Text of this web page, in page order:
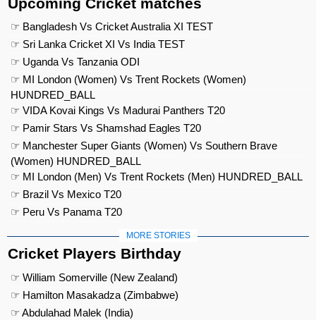
☞ Bangladesh Vs Cricket Australia XI TEST
☞ Sri Lanka Cricket XI Vs India TEST
☞ Uganda Vs Tanzania ODI
☞ MI London (Women) Vs Trent Rockets (Women)
HUNDRED_BALL
☞ VIDA Kovai Kings Vs Madurai Panthers T20
☞ Pamir Stars Vs Shamshad Eagles T20
☞ Manchester Super Giants (Women) Vs Southern Brave
(Women) HUNDRED_BALL
☞ MI London (Men) Vs Trent Rockets (Men) HUNDRED_BALL
☞ Brazil Vs Mexico T20
☞ Peru Vs Panama T20
MORE STORIES
Cricket Players Birthday
☞ William Somerville (New Zealand)
☞ Hamilton Masakadza (Zimbabwe)
☞ Abdulahad Malek (India)